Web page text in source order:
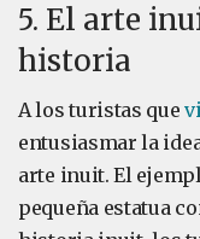
5. El arte
historia
A los turistas que
entusiasmar la
arte inuit. El
pequeña estatua